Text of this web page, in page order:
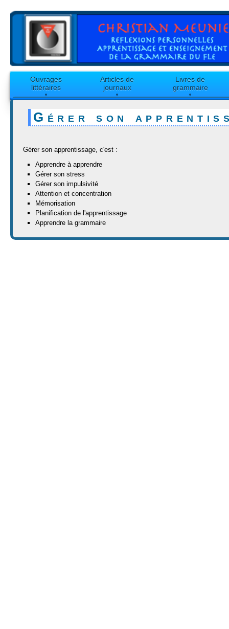
Ouvrages
littéraires
Articles de
journaux
Livres de
grammaire
Gérer son
Gérer son apprentissage, c'est :
Apprendre à apprendre
Gérer son stress
Gérer son impulsivité
Attention et concentration
Mémorisation
Planification de l'apprentissage
Apprendre la grammaire